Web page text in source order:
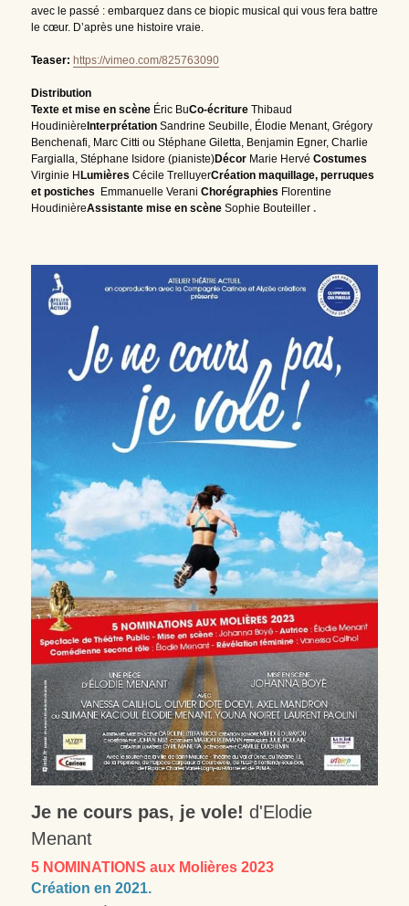
avec le passé : embarquez dans ce biopic musical qui vous fera battre
le cœur. D’après une histoire vraie.
Teaser: https://vimeo.com/825763090
Distribution
Texte et mise en scène Éric BuCo-écriture Thibaud
Houdinière Interprétation Sandrine Seubille, Élodie Menant, Grégory
Benchenafi, Marc Citti ou Stéphane Giletta, Benjamin Egner, Charlie
Fargialla, Stéphane Isidore (pianiste)Décor Marie Hervé
Virginie H Lumières Cécile TrelluyerCréation maquillage, perruques
et postiches
Emmanuelle Verani Chorégraphies Florentine
HoudinièreAssistante mise en scène Sophie Bouteiller .
Je ne cours pas, je vole! d'Elodie
Menant
5 NOMINATIONS aux Molières 2023
Création en 2021.